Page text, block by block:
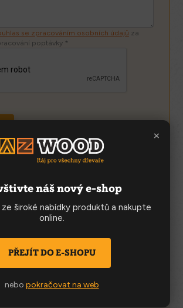
×
náš nový e-shop
široké nabídky produktů a nakupte
online.
PŘEJÍT DO E-SHOPU
nebo pokračovat na web
se zpracováním osobních údajů za
poptávky *
řezivo 20.05.2024